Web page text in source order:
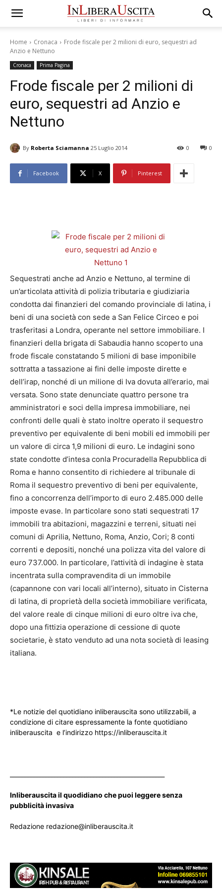
Home Cronaca
Frode fiscale per 2 milioni di euro, sequestri ad
Anzio e Nettuno
Cronaca Prima Pagina
Frode fiscale per 2 milioni di
euro, sequestri ad Anzio e
Nettuno
By Roberta Sciamanna 25 Luglio 2014 0
0
Facebook X Pinterest
Sequestrati anche ad Anzio e Nettuno, al termine di
un’articolata attività di polizia tributaria e giudiziaria
condotta dai finanzieri del comando provinciale di latina, i
beni di una società con sede a San Felice Circeo e poi
trasferitasi a Londra, operante nel settore immobiliare. I
finanzieri della brigata di Sabaudia hanno scoperto una
frode fiscale constatando 5 milioni di base imponibile
sottratta a tassazione ai fini delle imposte dirette e
dell’irap, nonché di un milione di Iva dovuta all’erario, mai
versata. Sono state denunciate quattro persone tra
amministratori e soci della impresa immobiliare, nei
confronti delle quali è stato inoltre operato il sequestro
preventivo per equivalente di beni mobili ed immobili per
un valore di circa 1,9 milioni di euro. Le indagini sono
state condotte d’intesa conla Procuradella Repubblica di
Roma e hanno consentito di richiedere al tribunale di
Roma il sequestro preventivo di beni per equivalente,
fino a concorrenza dell’importo di euro 2.485.000 delle
imposte evase. In particolare sono stati sequestrati 17
immobili tra abitazioni, magazzini e terreni, situati nei
comuni di Aprilia, Nettuno, Roma, Anzio, Cori; 8 conti
correnti e depositi, nonché una polizza vita del valore di
euro 737.000. In particolare, l’attività di indagine è stata
incentrata sulla compravendita di un immobile
(capannone con vari locali all’interno), situato in Cisterna
di latina, di proprietà della società immobiliare verificata,
del valore reale di cinque milioni di euro oltre iva che,
dopo una fittizia operazione di cessione di quote
societarie, è stato venduto ad una nota società di leasing
italiana.
*Le notizie del quotidiano inliberauscita sono utilizzabili, a
condizione di citare espressamente la fonte quotidiano
inliberauscita e l’indirizzo https://inliberauscita.it
Inliberauscita il quodidiano che puoi leggere senza
pubblicità invasiva
Redazione redazione@inliberauscita.it